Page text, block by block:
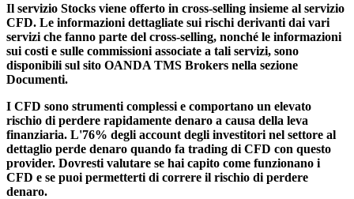
Il servizio Stocks viene offerto in cross-selling insieme al servizio
CFD. Le informazioni dettagliate sui rischi derivanti dai vari
servizi che fanno parte del cross-selling, nonché le informazioni
sui costi e sulle commissioni associate a tali servizi, sono
disponibili sul sito OANDA TMS Brokers nella sezione
Documenti.
I CFD sono strumenti complessi e comportano un elevato
rischio di perdere rapidamente denaro a causa della leva
finanziaria. L'76% degli account degli investitori nel settore al
dettaglio perde denaro quando fa trading di CFD con questo
provider. Dovresti valutare se hai capito come funzionano i
CFD e se puoi permetterti di correre il rischio di perdere
denaro.